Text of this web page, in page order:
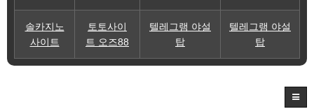
솔카지노
사이트
토토사이
트 오즈88
텔레그램 야설
탑
텔레그램 야설
탑